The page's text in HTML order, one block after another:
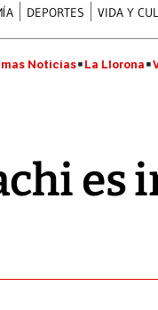
DEPORTES VIDA Y
Noticias La Llorona
es